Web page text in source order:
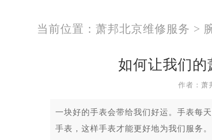
北京市朝阳区建国门外大街甲6
北京市东城区东长安街1号王府
当前位置： 萧邦北京维修服务 >
如何让我们的
作者：萧
一块好的手表会带给我们好运。手表每
手表，这样手表才能更好地为我们服务。